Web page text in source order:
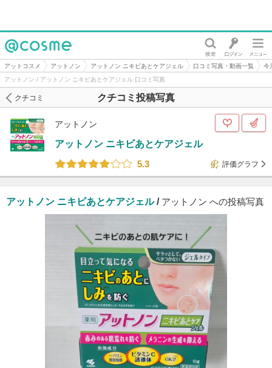
@cosme
アットコスメ アットノン アットノン ニキビあとケアジェル 口コミ写真・動画一覧
今
アットノン / アットノン ニキビあとケアジェル 口コミ写真
クチコミ投稿写真
クチコミ
アットノン
アットノン ニキビあとケアジェル
5.3
評価グラフ
アットノン ニキビあとケアジェル/ アットノン への投稿写真